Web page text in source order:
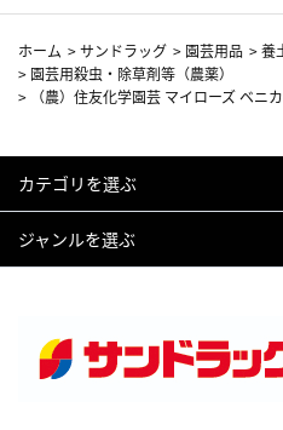
ホーム >サンドラッグ > 園芸用品 >養
> 園芸用殺虫・除草剤等（農薬）
>
（農）住友化学園芸 マイローズ ベニ
カテゴリを選ぶ
ジャンルを選ぶ